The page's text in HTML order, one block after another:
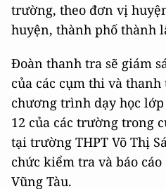
trường, theo đơn vị
huyện, thành phố thành
Đoàn thanh tra sẽ giám
của các cụm thi và
chương trình dạy học
12 của các trường trong
tại trường THPT Võ Thị
chức kiểm tra và báo cáo
Vũng Tàu.